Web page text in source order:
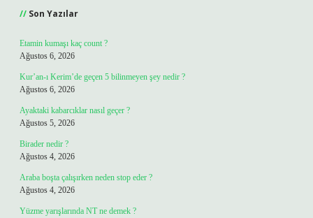
Son Yazılar
Etamin kumaşı kaç count ?
Ağustos 6, 2026
Kur’an-ı Kerim’de geçen 5 bilinmeyen şey nedir ?
Ağustos 6, 2026
Ayaktaki kabarcıklar nasıl geçer ?
Ağustos 5, 2026
Birader nedir ?
Ağustos 4, 2026
Araba boşta çalışırken neden stop eder ?
Ağustos 4, 2026
Yüzme yarışlarında NT ne demek ?